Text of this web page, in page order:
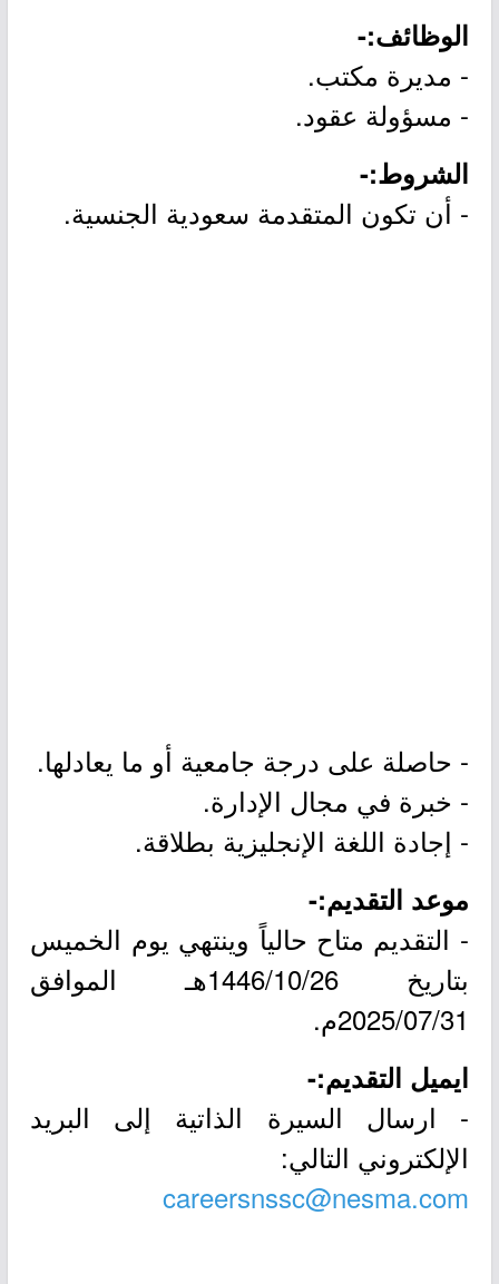
الوظائف:-
- مديرة مكتب.
- مسؤولة عقود.
الشروط:-
- أن تكون المتقدمة سعودية الجنسية.
- حاصلة على درجة جامعية أو ما يعادلها.
- خبرة في مجال الإدارة.
- إجادة اللغة الإنجليزية بطلاقة.
موعد التقديم:-
- التقديم متاح حالياً وينتهي يوم الخميس
بتاريخ 1446/10/26هـ الموافق
2025/07/31م.
ايميل التقديم:-
- ارسال السيرة الذاتية إلى البريد
الإلكتروني التالي:
careersnssc@nesma.com